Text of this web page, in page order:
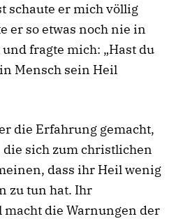
schaute er mich völlig
er so etwas noch nie in
fragte mich: „Hast du
Mensch sein Heil
die Erfahrung gemacht,
die sich zum christlichen
dass ihr Heil wenig
zu tun hat. Ihr
die Warnungen der